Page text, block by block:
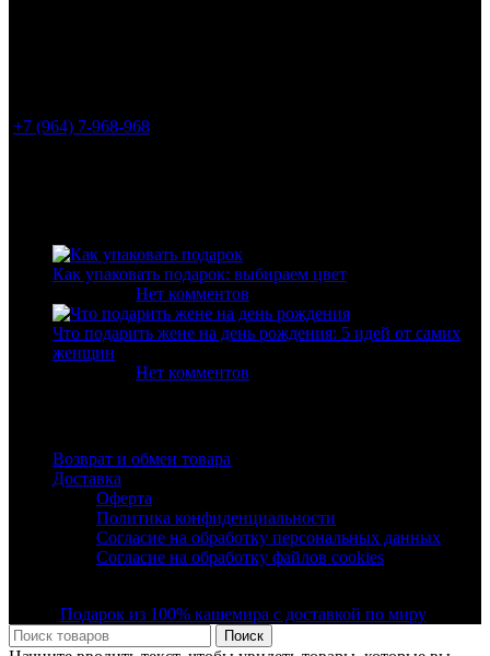
+7 (964) 7-968-968
Как упаковать подарок: выбираем цвет
Нет комментов
Что подарить жене на день рождения: 5 идей от самих
женщин
Нет комментов
Возврат и обмен товара
Доставка
Оферта
Политика конфиденциальности
Согласие на обработку персональных данных
Согласие на обработку файлов cookies
Подарок из 100% кашемира с доставкой по миру
Поиск